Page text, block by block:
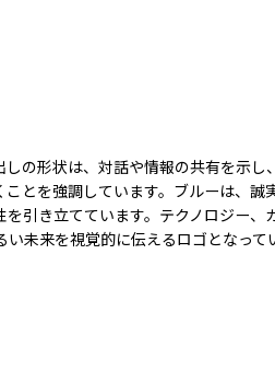
の形状は、対話や情報の共有を示し
とを強調しています。ブルーは、誠
引き立てています。テクノロジー、
未来を視覚的に伝えるロゴとなって